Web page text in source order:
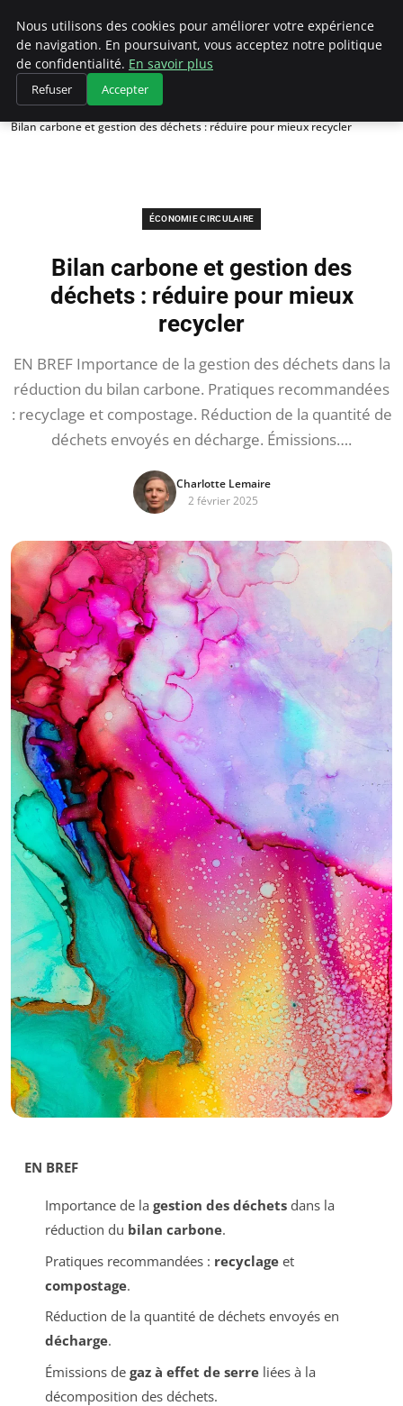
Climategatecountryclub.com
Accueil
Économie circulaire
Bilan carbone et gestion des déchets : réduire pour mieux recycler
ÉCONOMIE CIRCULAIRE
Bilan carbone et gestion des
déchets : réduire pour mieux
recycler
EN BREF Importance de la gestion des déchets dans la
réduction du bilan carbone. Pratiques recommandées
: recyclage et compostage. Réduction de la quantité de
déchets envoyés en décharge. Émissions….
Charlotte Lemaire
2 février 2025
EN BREF
Importance de la gestion des déchetsdans la
réduction du bilan carbone.
Pratiques recommandées : recyclageet
compostage.
Réduction de la quantité de déchets envoyés en
décharge.
Émissions de gaz à effet de serreliées à la
décomposition des déchets.
Nous utilisons des cookies pour améliorer votre expérience
de navigation. En poursuivant, vous acceptez notre politique
de confidentialité. En savoir plus
Refuser Accepter